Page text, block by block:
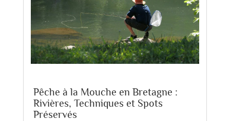
Pêche à la Mouche en Bretagne :
Rivières, Techniques et Spots
Préservés